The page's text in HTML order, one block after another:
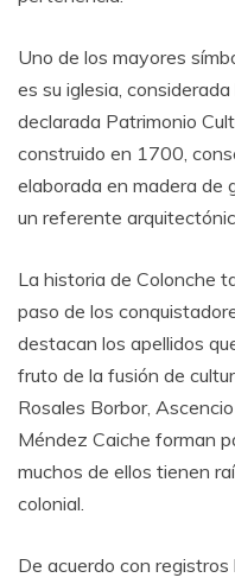
Uno de los mayores
es su iglesia,
declarada Patrimonio
construido en 1700,
elaborada en madera de
un referente
La historia de Colonche
paso de los
destacan los apellidos
fruto de la fusión de
Rosales Borbor,
Méndez Caiche forman
muchos de ellos tienen
colonial.
De acuerdo con